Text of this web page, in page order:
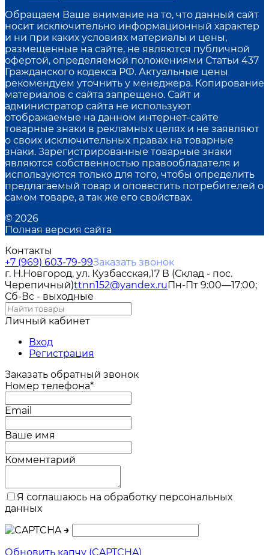
Обращаем Ваше внимание на то, что данный сайт
носит исключительно информационный характер
и ни при каких условиях материалы и цены,
размещенные на сайте, не являются публичной
офертой, определяемой положениями Статьи 437
Гражданского кодекса РФ. Актуальные цены
рекомендуем уточнить у менеджера. Копирование
материалов с сайта запрещено. Сайт и
администратор сайта не используют
отображаемые на данном интернет-сайте
товарные знаки в рекламных целях и не заявляют
о своих исключительных правах на товарные
знаки. Зарегистрированные товарные знаки
являются собственностью правообладателя и
используются только для того, чтобы определить
предлагаемый товар и оповестить потребителей о
самом товаре, а так же его свойствах.
© 2026
Полная версия сайта
Контакты
+7 (969) 603-79-99Заказать звонок
г. Н.Новгород, ул. Кузбасская,17 В (Склад - пос.
Черепичный)ttnn152@yandex.ruПн-Пт 9:00—17:00;
Сб-Вс - выходные
Личный кабинет
Вход
Регистрация
Заказать обратный звонок
Номер телефона*
Email
Ваше имя
Комментарий
Я соглашаюсь на обработку персональных
данных
→
Обновить капчу (CAPTCHA)